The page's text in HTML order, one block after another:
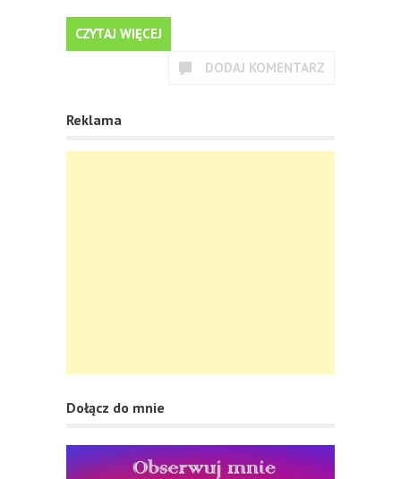
CZYTAJ WIĘCEJ
DODAJ KOMENTARZ
Reklama
Dołącz do mnie